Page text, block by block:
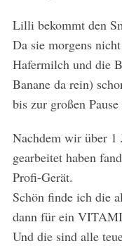
Lilli bekommt den
Da sie morgens
Hafermilch und die
Banane da rein)
bis zur großen
Nachdem wir über
gearbeitet haben
Profi-Gerät.
Schön finde ich die
dann für ein
Und die sind alle